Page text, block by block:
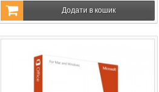
Додати в кошик